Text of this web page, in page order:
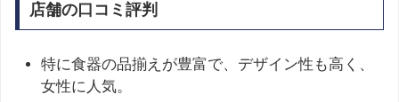
店舗の口コミ評判
特に食器の品揃えが豊富で、デザイン性も高く、
女性に人気。